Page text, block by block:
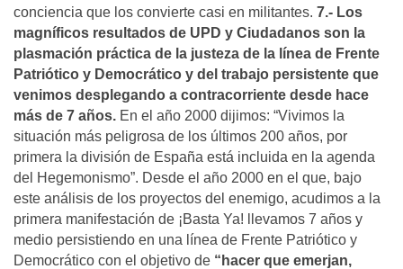
conciencia que los convierte casi en militantes. 7.- Los
magníficos resultados de UPD y Ciudadanos son la
plasmación práctica de la justeza de la línea de Frente
Patriótico y Democrático y del trabajo persistente que
venimos desplegando a contracorriente desde hace
más de 7 años. En el año 2000 dijimos: “Vivimos la
situación más peligrosa de los últimos 200 años, por
primera la división de España está incluida en la agenda
del Hegemonismo”. Desde el año 2000 en el que, bajo
este análisis de los proyectos del enemigo, acudimos a la
primera manifestación de ¡Basta Ya! llevamos 7 años y
medio persistiendo en una línea de Frente Patriótico y
Democrático con el objetivo de “hacer que emerjan,